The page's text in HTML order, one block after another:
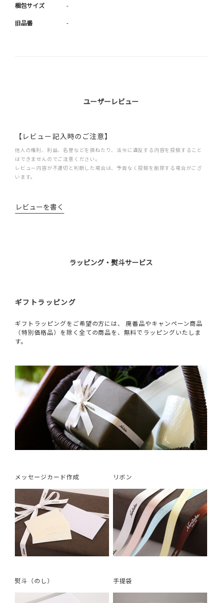
梱包サイズ -
旧品番 -
ユーザーレビュー
【レビュー記入時のご注意】
他人の権利、利益、名誉などを損ねたり、法令に違反する内容を投稿すること
はできませんのでご注意ください。
レビュー内容が不適切と判断した場合は、予告なく投稿を削除する場合がござ
います。
レビューを書く
ラッピング・熨斗サービス
ギフトラッピング
ギフトラッピングをご希望の方には、 廃番品やキャンペーン商品
（特別価格品）を除く全ての商品を、無料でラッピングいたしま
す。
メッセージカード作成 リボン
熨斗（のし） 手提袋